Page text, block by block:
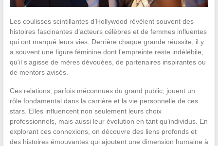
Les coulisses scintillantes d’Hollywood révèlent souvent des
histoires fascinantes d’acteurs célèbres et de femmes influentes
qui ont marqué leurs vies. Derrière chaque grande réussite, il y
a souvent une figure féminine dont l’empreinte reste indélébile,
qu’il s’agisse de mères dévouées, de partenaires inspirantes ou
de mentors avisés.
Ces relations, parfois méconnues du grand public, jouent un
rôle fondamental dans la carrière et la vie personnelle de ces
stars. Elles influencent non seulement leurs choix
professionnels, mais aussi leur évolution en tant qu’individus. En
explorant ces connexions, on découvre des liens profonds et
des histoires émouvantes qui ajoutent une dimension humaine à